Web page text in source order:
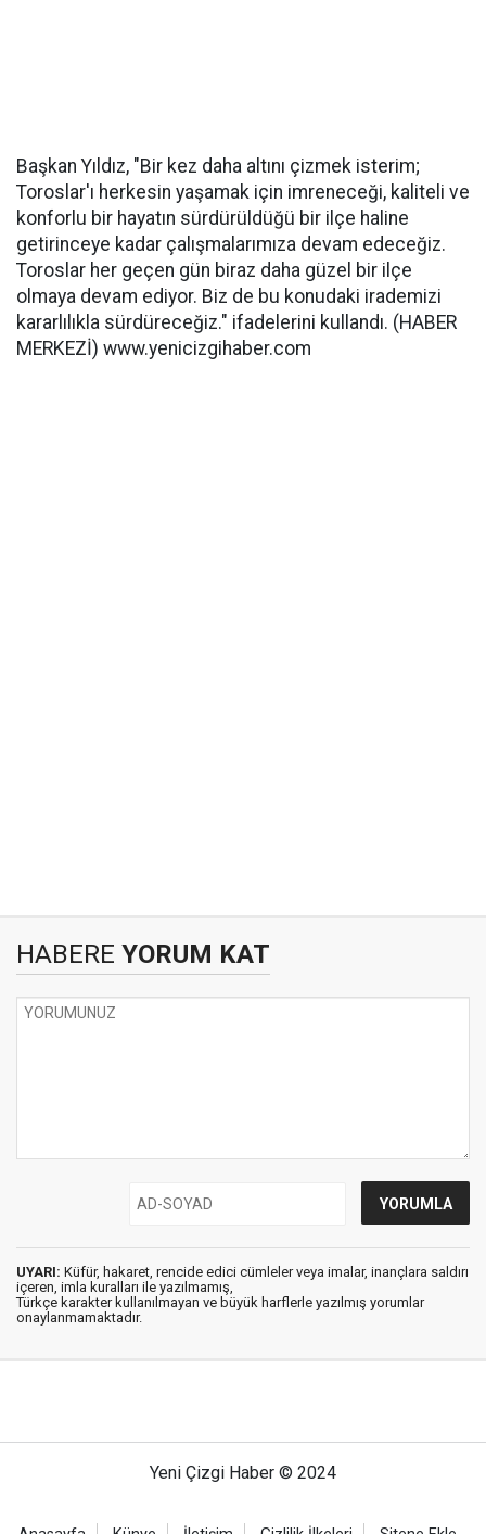
Başkan Yıldız, "Bir kez daha altını çizmek isterim;
Toroslar'ı herkesin yaşamak için imreneceği, kaliteli ve
konforlu bir hayatın sürdürüldüğü bir ilçe haline
getirinceye kadar çalışmalarımıza devam edeceğiz.
Toroslar her geçen gün biraz daha güzel bir ilçe
olmaya devam ediyor. Biz de bu konudaki irademizi
kararlılıkla sürdüreceğiz." ifadelerini kullandı. (HABER
MERKEZİ) www.yenicizgihaber.com
HABERE YORUM KAT
UYARI: Küfür, hakaret, rencide edici cümleler veya imalar, inançlara saldırı
içeren, imla kuralları ile yazılmamış,
Türkçe karakter kullanılmayan ve büyük harflerle yazılmış yorumlar
onaylanmamaktadır.
Yeni Çizgi Haber © 2024